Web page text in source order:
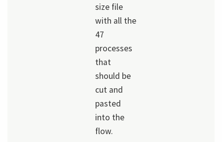
size file
with all the
47
processes
that
should be
cut and
pasted
into the
flow.